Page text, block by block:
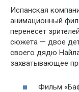
Испанская
анимационный
перенесет
сюжета — двое
своего дядю
захватывающее
Фильм